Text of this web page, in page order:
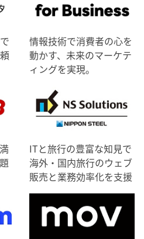
情報技術で消費者の心を
動かす、未来のマーケテ
ィングを実現。
ITと旅行の豊富な知見で
海外・国内旅行のウェブ
販売と業務効率化を支援